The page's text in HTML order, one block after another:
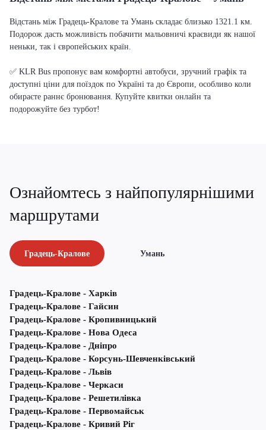
Відстань між Градець-Кралове та Умань складає близько 1321.1 км.
Подорож дасть можливість побачити мальовничі краєвиди як нашої
неньки, так і європейських країн.
✅ KLR Bus пропонує вам комфортні автобуси, зручний графік та
доступні ціни для поїздок по Україні та до Європи, особливо коли
обираєте раннє бронювання. Купуйте квитки онлайн та
подорожуйте без турбот!
Ознайомтесь з найпопулярнішими
маршрутами
Градець-Кралове Умань
Градець-Кралове - Харків
Градець-Кралове - Гайсин
Градець-Кралове - Кропивницький
Градець-Кралове - Нова Одеса
Градець-Кралове - Дніпро
Градець-Кралове - Корсунь-Шевченківський
Градець-Кралове - Львів
Градець-Кралове - Черкаси
Градець-Кралове - Решетилівка
Градець-Кралове - Первомайськ
Градець-Кралове - Кривий Ріг